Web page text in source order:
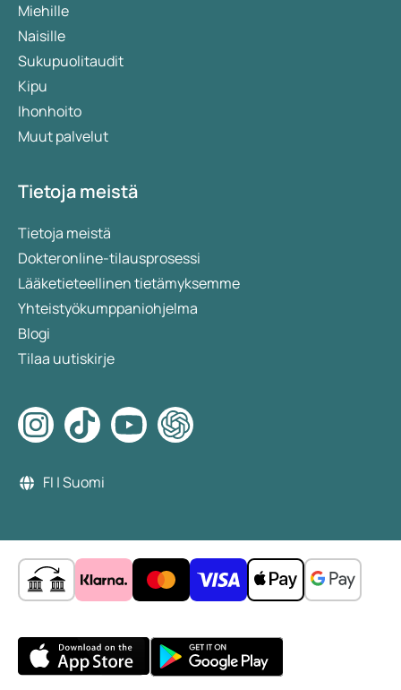
Miehille
Naisille
Sukupuolitaudit
Kipu
Ihonhoito
Muut palvelut
Tietoja meistä
Tietoja meistä
Dokteronline-tilausprosessi
Lääketieteellinen tietämyksemme
Yhteistyökumppaniohjelma
Blogi
Tilaa uutiskirje
FI | Suomi